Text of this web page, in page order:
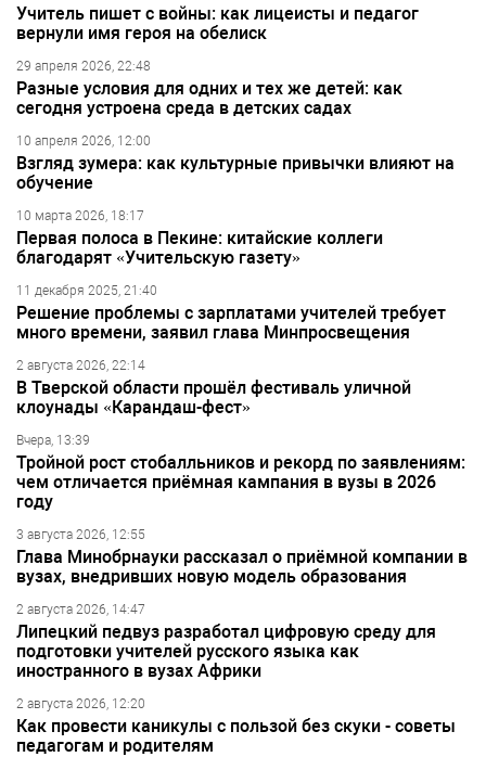
Учитель пишет с войны: как лицеисты и педагог
вернули имя героя на обелиск
29 апреля 2026, 22:48
Разные условия для одних и тех же детей: как
сегодня устроена среда в детских садах
10 апреля 2026, 12:00
Взгляд зумера: как культурные привычки влияют на
обучение
10 марта 2026, 18:17
Первая полоса в Пекине: китайские коллеги
благодарят «Учительскую газету»
11 декабря 2025, 21:40
Решение проблемы с зарплатами учителей требует
много времени, заявил глава Минпросвещения
2 августа 2026, 22:14
В Тверской области прошёл фестиваль уличной
клоунады «Карандаш-фест»
Вчера, 13:39
Тройной рост стобалльников и рекорд по заявлениям:
чем отличается приёмная кампания в вузы в 2026
году
3 августа 2026, 12:55
Глава Минобрнауки рассказал о приёмной компании в
вузах, внедривших новую модель образования
2 августа 2026, 14:47
Липецкий педвуз разработал цифровую среду для
подготовки учителей русского языка как
иностранного в вузах Африки
2 августа 2026, 12:20
Как провести каникулы с пользой без скуки - советы
педагогам и родителям